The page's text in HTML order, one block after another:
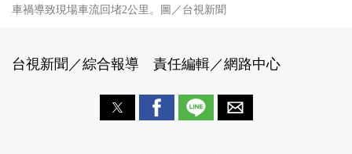
車禍導致現場車流回堵2公里。圖／台視新聞
台視新聞／綜合報導 責任編輯／網路中心